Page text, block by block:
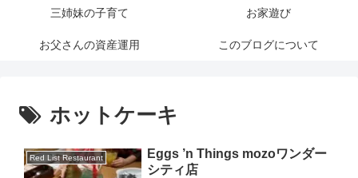
三姉妹の子育て お家遊び
お父さんの資産運用 このブログについて
ホットケーキ
Red List Restaurant
Eggs ’n Things mozoワンダー
シティ店